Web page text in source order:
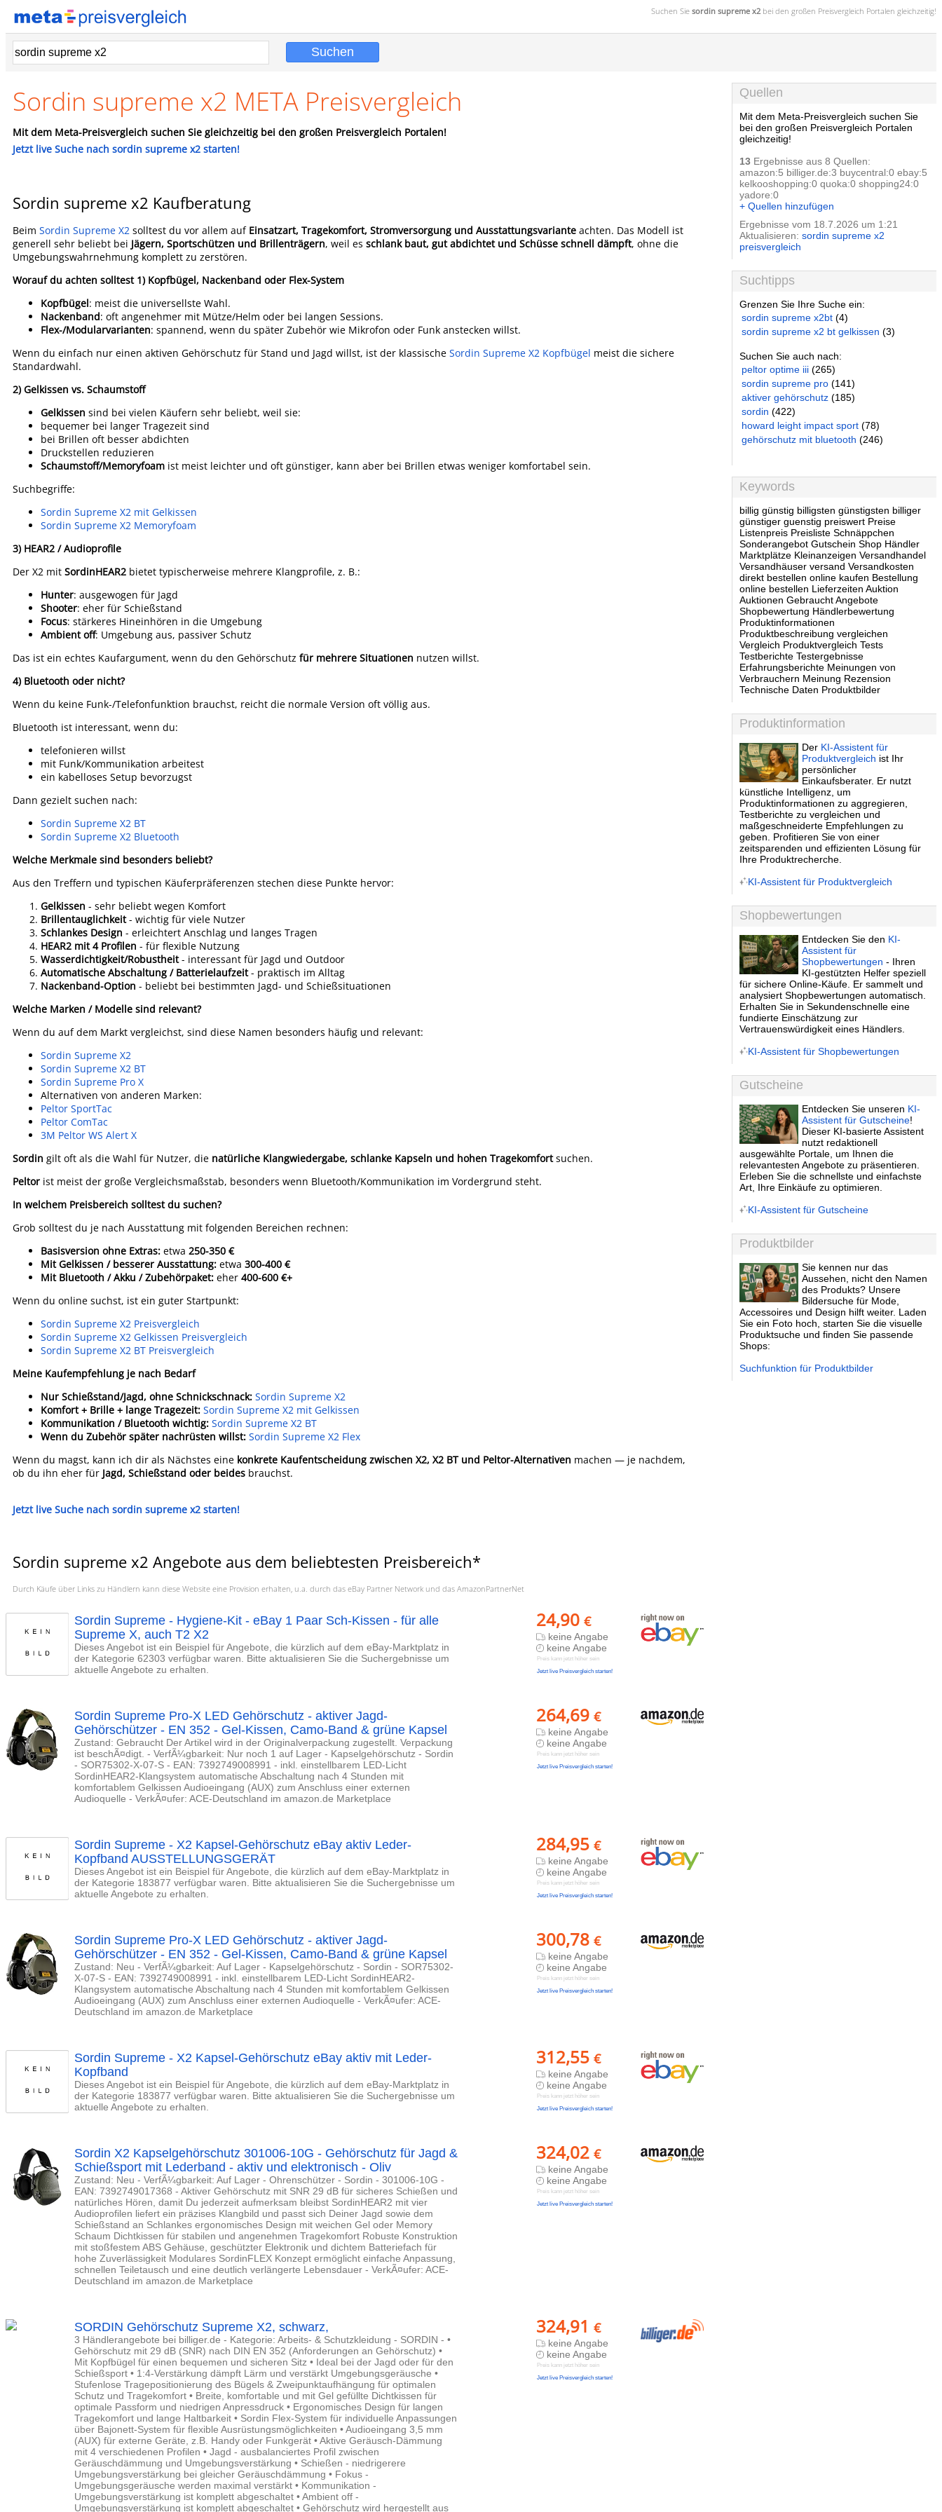
Suchen Sie sordin supreme x2 bei den großen Preisvergleich Portalen gleichzeitig!
Sordin supreme x2 META Preisvergleich
Mit dem Meta-Preisvergleich suchen Sie gleichzeitig bei den großen Preisvergleich Portalen!
Jetzt live Suche nach sordin supreme x2 starten!
Sordin supreme x2 Kaufberatung
Beim Sordin Supreme X2 solltest du vor allem auf Einsatzart, Tragekomfort, Stromversorgung und Ausstattungsvariante achten. Das Modell ist
generell sehr beliebt bei Jägern, Sportschützen und Brillenträgern, weil es schlank baut, gut abdichtet und Schüsse schnell dämpft, ohne die
Umgebungswahrnehmung komplett zu zerstören.
Worauf du achten solltest 1) Kopfbügel, Nackenband oder Flex-System
Kopfbügel: meist die universellste Wahl.
Nackenband: oft angenehmer mit Mütze/Helm oder bei langen Sessions.
Flex-/Modularvarianten: spannend, wenn du später Zubehör wie Mikrofon oder Funk anstecken willst.
Wenn du einfach nur einen aktiven Gehörschutz für Stand und Jagd willst, ist der klassische Sordin Supreme X2 Kopfbügel meist die sichere
Standardwahl.
2) Gelkissen vs. Schaumstoff
Gelkissen sind bei vielen Käufern sehr beliebt, weil sie:
bequemer bei langer Tragezeit sind
bei Brillen oft besser abdichten
Druckstellen reduzieren
Schaumstoff/Memoryfoam ist meist leichter und oft günstiger, kann aber bei Brillen etwas weniger komfortabel sein.
Suchbegriffe:
Sordin Supreme X2 mit Gelkissen
Sordin Supreme X2 Memoryfoam
3) HEAR2 / Audioprofile
Der X2 mit SordinHEAR2 bietet typischerweise mehrere Klangprofile, z. B.:
Hunter: ausgewogen für Jagd
Shooter: eher für Schießstand
Focus: stärkeres Hineinhören in die Umgebung
Ambient off: Umgebung aus, passiver Schutz
Das ist ein echtes Kaufargument, wenn du den Gehörschutz für mehrere Situationen nutzen willst.
4) Bluetooth oder nicht?
Wenn du keine Funk-/Telefonfunktion brauchst, reicht die normale Version oft völlig aus.
Bluetooth ist interessant, wenn du:
telefonieren willst
mit Funk/Kommunikation arbeitest
ein kabelloses Setup bevorzugst
Dann gezielt suchen nach:
Sordin Supreme X2 BT
Sordin Supreme X2 Bluetooth
Welche Merkmale sind besonders beliebt?
Aus den Treffern und typischen Käuferpräferenzen stechen diese Punkte hervor:
Gelkissen - sehr beliebt wegen Komfort
Brillentauglichkeit- wichtig für viele Nutzer
Schlankes Design - erleichtert Anschlag und langes Tragen
HEAR2 mit 4 Profilen - für flexible Nutzung
Wasserdichtigkeit/Robustheit- interessant für Jagd und Outdoor
Automatische Abschaltung / Batterielaufzeit- praktisch im Alltag
Nackenband-Option - beliebt bei bestimmten Jagd- und Schießsituationen
Welche Marken / Modelle sind relevant?
Wenn du auf dem Markt vergleichst, sind diese Namen besonders häufig und relevant:
Sordin Supreme X2
Sordin Supreme X2 BT
Sordin Supreme Pro X
Alternativen von anderen Marken:
Peltor SportTac
Peltor ComTac
3M Peltor WS Alert X
Sordin gilt oft als die Wahl für Nutzer, die natürliche Klangwiedergabe, schlanke Kapseln und hohen Tragekomfortsuchen.
Peltor ist meist der große Vergleichsmaßstab, besonders wenn Bluetooth/Kommunikation im Vordergrund steht.
In welchem Preisbereich solltest du suchen?
Grob solltest du je nach Ausstattung mit folgenden Bereichen rechnen:
Basisversion ohne Extras: etwa 250-350 €
Mit Gelkissen / besserer Ausstattung: etwa 300-400 €
Mit Bluetooth / Akku / Zubehörpaket: eher 400-600 €+
Wenn du online suchst, ist ein guter Startpunkt:
Sordin Supreme X2 Preisvergleich
Sordin Supreme X2 Gelkissen Preisvergleich
Sordin Supreme X2 BT Preisvergleich
Meine Kaufempfehlung je nach Bedarf
Nur Schießstand/Jagd, ohne Schnickschnack: Sordin Supreme X2
Komfort + Brille + lange Tragezeit: Sordin Supreme X2 mit Gelkissen
Kommunikation / Bluetooth wichtig: Sordin Supreme X2 BT
Wenn du Zubehör später nachrüsten willst: Sordin Supreme X2 Flex
Wenn du magst, kann ich dir als Nächstes eine konkrete Kaufentscheidung zwischen X2, X2 BT und Peltor-Alternativen machen — je nachdem,
ob du ihn eher für Jagd, Schießstand oder beides brauchst.
Jetzt live Suche nach sordin supreme x2 starten!
Sordin supreme x2 Angebote aus dem beliebtesten Preisbereich*
Durch Käufe über Links zu Händlern kann diese Website eine Provision erhalten, u.a. durch das eBay Partner Network und das AmazonPartnerNet
24,90 €
keine Angabe
keine Angabe
Preis kann jetzt höher sein
Jetzt live Preisvergleich starten!
Sordin Supreme - Hygiene-Kit - eBay 1 Paar Sch-Kissen - für alle
Supreme X, auch T2 X2
Dieses Angebot ist ein Beispiel für Angebote, die kürzlich auf dem eBay-Marktplatz in
der Kategorie 62303 verfügbar waren. Bitte aktualisieren Sie die Suchergebnisse um
aktuelle Angebote zu erhalten.
264,69 €
keine Angabe
keine Angabe
Preis kann jetzt höher sein
Jetzt live Preisvergleich starten!
Sordin Supreme Pro-X LED Gehörschutz - aktiver Jagd-
Gehörschützer - EN 352 - Gel-Kissen, Camo-Band & grüne Kapsel
Zustand: Gebraucht Der Artikel wird in der Originalverpackung zugestellt. Verpackung
ist beschÃ¤digt. - VerfÃ¼gbarkeit: Nur noch 1 auf Lager - Kapselgehörschutz - Sordin
- SOR75302-X-07-S - EAN: 7392749008991 - inkl. einstellbarem LED-Licht
SordinHEAR2-Klangsystem automatische Abschaltung nach 4 Stunden mit
komfortablem Gelkissen Audioeingang (AUX) zum Anschluss einer externen
Audioquelle - VerkÃ¤ufer: ACE-Deutschland im amazon.de Marketplace
284,95 €
keine Angabe
keine Angabe
Preis kann jetzt höher sein
Jetzt live Preisvergleich starten!
Sordin Supreme - X2 Kapsel-Gehörschutz eBay aktiv Leder-
Kopfband AUSSTELLUNGSGERÄT
Dieses Angebot ist ein Beispiel für Angebote, die kürzlich auf dem eBay-Marktplatz in
der Kategorie 183877 verfügbar waren. Bitte aktualisieren Sie die Suchergebnisse um
aktuelle Angebote zu erhalten.
300,78 €
keine Angabe
keine Angabe
Preis kann jetzt höher sein
Jetzt live Preisvergleich starten!
Sordin Supreme Pro-X LED Gehörschutz - aktiver Jagd-
Gehörschützer - EN 352 - Gel-Kissen, Camo-Band & grüne Kapsel
Zustand: Neu - VerfÃ¼gbarkeit: Auf Lager - Kapselgehörschutz - Sordin - SOR75302-
X-07-S - EAN: 7392749008991 - inkl. einstellbarem LED-Licht SordinHEAR2-
Klangsystem automatische Abschaltung nach 4 Stunden mit komfortablem Gelkissen
Audioeingang (AUX) zum Anschluss einer externen Audioquelle - VerkÃ¤ufer: ACE-
Deutschland im amazon.de Marketplace
312,55 €
keine Angabe
keine Angabe
Preis kann jetzt höher sein
Jetzt live Preisvergleich starten!
Sordin Supreme - X2 Kapsel-Gehörschutz eBay aktiv mit Leder-
Kopfband
Dieses Angebot ist ein Beispiel für Angebote, die kürzlich auf dem eBay-Marktplatz in
der Kategorie 183877 verfügbar waren. Bitte aktualisieren Sie die Suchergebnisse um
aktuelle Angebote zu erhalten.
324,02 €
keine Angabe
keine Angabe
Preis kann jetzt höher sein
Jetzt live Preisvergleich starten!
Sordin X2 Kapselgehörschutz 301006-10G - Gehörschutz für Jagd &
Schießsport mit Lederband - aktiv und elektronisch - Oliv
Zustand: Neu - VerfÃ¼gbarkeit: Auf Lager - Ohrenschützer - Sordin - 301006-10G -
EAN: 7392749017368 - Aktiver Gehörschutz mit SNR 29 dB für sicheres Schießen und
natürliches Hören, damit Du jederzeit aufmerksam bleibst SordinHEAR2 mit vier
Audioprofilen liefert ein präzises Klangbild und passt sich Deiner Jagd sowie dem
Schießstand an Schlankes ergonomisches Design mit weichen Gel oder Memory
Schaum Dichtkissen für stabilen und angenehmen Tragekomfort Robuste Konstruktion
mit stoßfestem ABS Gehäuse, geschützter Elektronik und dichtem Batteriefach für
hohe Zuverlässigkeit Modulares SordinFLEX Konzept ermöglicht einfache Anpassung,
schnellen Teiletausch und eine deutlich verlängerte Lebensdauer - VerkÃ¤ufer: ACE-
Deutschland im amazon.de Marketplace
324,91 €
keine Angabe
keine Angabe
Preis kann jetzt höher sein
Jetzt live Preisvergleich starten!
SORDIN Gehörschutz Supreme X2, schwarz,
3 Händlerangebote bei billiger.de - Kategorie: Arbeits- & Schutzkleidung - SORDIN - •
Gehörschutz mit 29 dB (SNR) nach DIN EN 352 (Anforderungen an Gehörschutz) •
Mit Kopfbügel für einen bequemen und sicheren Sitz • Ideal bei der Jagd oder für den
Schießsport • 1:4-Verstärkung dämpft Lärm und verstärkt Umgebungsgeräusche •
Stufenlose Tragepositionierung des Bügels & Zweipunktaufhängung für optimalen
Schutz und Tragekomfort • Breite, komfortable und mit Gel gefüllte Dichtkissen für
optimale Passform und niedrigen Anpressdruck • Ergonomisches Design für langen
Tragekomfort und lange Haltbarkeit • Sordin Flex-System für individuelle Anpassungen
über Bajonett-System für flexible Ausrüstungsmöglichkeiten • Audioeingang 3,5 mm
(AUX) für externe Geräte, z.B. Handy oder Funkgerät • Aktive Geräusch-Dämmung
mit 4 verschiedenen Profilen • Jagd - ausbalanciertes Profil zwischen
Geräuschdämmung und Umgebungsverstärkung • Schießen - niedrigerere
Umgebungsverstärkung bei gleicher Geräuschdämmung • Fokus -
Umgebungsgeräusche werden maximal verstärkt • Kommunikation -
Umgebungsverstärkung ist komplett abgeschaltet • Ambient off -
Umgebungsverstärkung ist komplett abgeschaltet • Gehörschutz wird hergestellt aus
Quellen
Mit dem Meta-Preisvergleich suchen Sie
bei den großen Preisvergleich Portalen
gleichzeitig!
13 Ergebnisse aus 8 Quellen:
amazon:5 billiger.de:3 buycentral:0 ebay:5
kelkooshopping:0 quoka:0 shopping24:0
yadore:0
+ Quellen hinzufügen
Ergebnisse vom 18.7.2026 um 1:21
Aktualisieren: sordin supreme x2
preisvergleich
Suchtipps
Grenzen Sie Ihre Suche ein:
sordin supreme x2bt (4)
sordin supreme x2 bt gelkissen (3)
Suchen Sie auch nach:
peltor optime iii (265)
sordin supreme pro (141)
aktiver gehörschutz (185)
sordin (422)
howard leight impact sport (78)
gehörschutz mit bluetooth (246)
Keywords
billig günstig billigsten günstigsten billiger
günstiger guenstig preiswert Preise
Listenpreis Preisliste Schnäppchen
Sonderangebot Gutschein Shop Händler
Marktplätze Kleinanzeigen Versandhandel
Versandhäuser versand Versandkosten
direkt bestellen online kaufen Bestellung
online bestellen Lieferzeiten Auktion
Auktionen Gebraucht Angebote
Shopbewertung Händlerbewertung
Produktinformationen
Produktbeschreibung vergleichen
Vergleich Produktvergleich Tests
Testberichte Testergebnisse
Erfahrungsberichte Meinungen von
Verbrauchern Meinung Rezension
Technische Daten Produktbilder
Produktinformation
Der KI-Assistent für
Produktvergleich ist Ihr
persönlicher
Einkaufsberater. Er nutzt
künstliche Intelligenz, um
Produktinformationen zu aggregieren,
Testberichte zu vergleichen und
maßgeschneiderte Empfehlungen zu
geben. Profitieren Sie von einer
zeitsparenden und effizienten Lösung für
Ihre Produktrecherche.
KI-Assistent für Produktvergleich
Shopbewertungen
Entdecken Sie den KI-
Assistent für
Shopbewertungen - Ihren
KI-gestützten Helfer speziell
für sichere Online-Käufe. Er sammelt und
analysiert Shopbewertungen automatisch.
Erhalten Sie in Sekundenschnelle eine
fundierte Einschätzung zur
Vertrauenswürdigkeit eines Händlers.
KI-Assistent für Shopbewertungen
Gutscheine
Entdecken Sie unseren KI-
Assistent für Gutscheine!
Dieser KI-basierte Assistent
nutzt redaktionell
ausgewählte Portale, um Ihnen die
relevantesten Angebote zu präsentieren.
Erleben Sie die schnellste und einfachste
Art, Ihre Einkäufe zu optimieren.
KI-Assistent für Gutscheine
Produktbilder
Sie kennen nur das
Aussehen, nicht den Namen
des Produkts? Unsere
Bildersuche für Mode,
Accessoires und Design hilft weiter. Laden
Sie ein Foto hoch, starten Sie die visuelle
Produktsuche und finden Sie passende
Shops:
Suchfunktion für Produktbilder